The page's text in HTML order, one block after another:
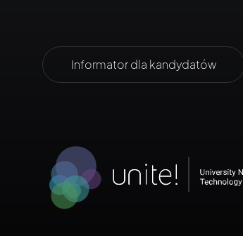
Informator dla kandydatów